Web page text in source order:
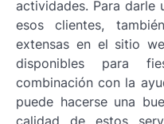
actividades. Para darle
esos clientes,
extensas en el sitio
disponibles para
combinación con la
puede hacerse una
calidad de estos